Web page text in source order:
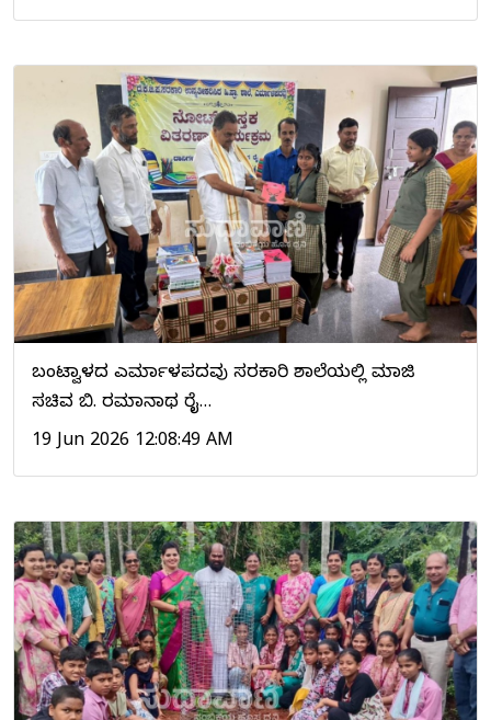
ಬಂಟ್ವಾಳದ ಎರ್ಮಾಳಪದವು ಸರಕಾರಿ ಶಾಲೆಯಲ್ಲಿ ಮಾಜಿ
ಸಚಿವ ಬಿ. ರಮಾನಾಥ ರೈ…
19 Jun 2026 12:08:49 AM